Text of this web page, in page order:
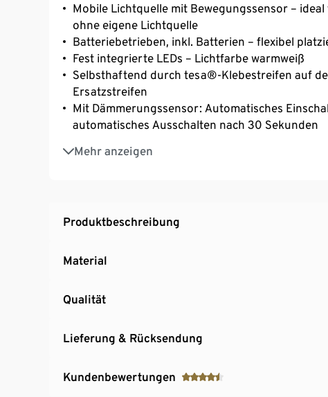
Mobile Lichtquelle mit Bewegungssensor –
ohne eigene Lichtquelle
Batteriebetrieben, inkl. Batterien – flexibel
Fest integrierte LEDs – Lichtfarbe warmweiß
Selbsthaftend durch tesa®-Klebestreifen auf
Ersatzstreifen
Mit Dämmerungssensor: Automatisches
automatisches Ausschalten nach 30 Sekunden
Mehr anzeigen
Mit Ein-/Ausschalter
Produktbeschreibung
Material
Qualität
Lieferung & Rücksendung
Kundenbewertungen